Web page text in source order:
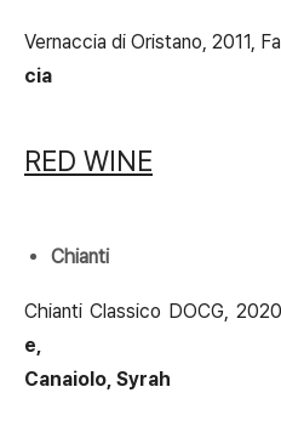
Vernaccia di Oristano, 2011,
cia
RED WINE
Chianti
Chianti Classico DOCG,
e,
Canaiolo, Syrah